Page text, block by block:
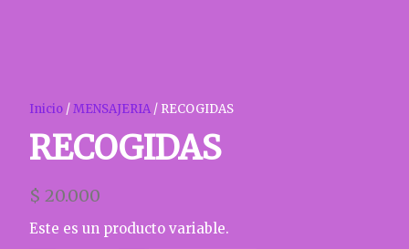
Inicio/MENSAJERIA/ RECOGIDAS
RECOGIDAS
$ 20.000
Este es un producto variable.